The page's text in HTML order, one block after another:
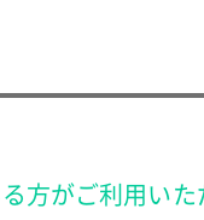
方がご利用い